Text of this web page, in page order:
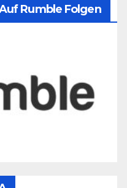
Auf Rumble Folgen